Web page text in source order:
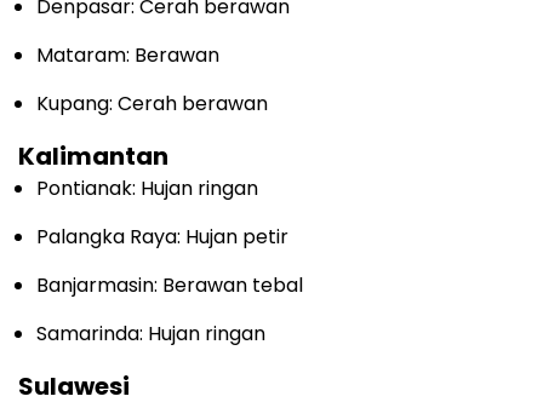
Denpasar: Cerah berawan
Mataram: Berawan
Kupang: Cerah berawan
Kalimantan
Pontianak: Hujan ringan
Palangka Raya: Hujan petir
Banjarmasin: Berawan tebal
Samarinda: Hujan ringan
Sulawesi